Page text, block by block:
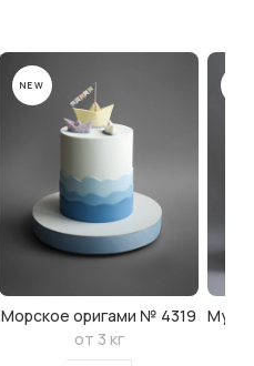
Морское оригами № 4319
от 3 кг
NEW